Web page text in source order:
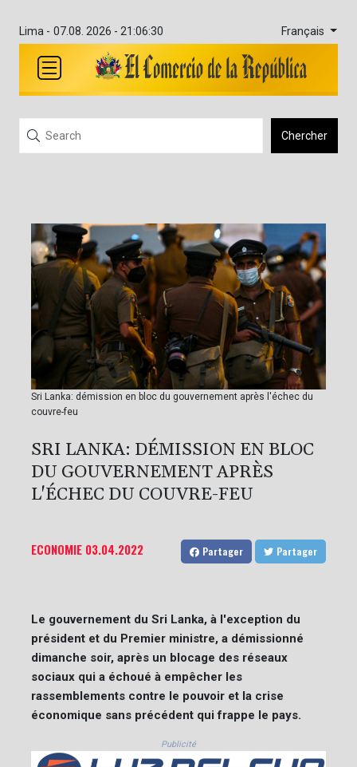
Lima - 07.08. 2026 - 21:06:32 Français
Chercher
Sri Lanka: démission en bloc du gouvernement après l'échec du
couvre-feu
SRI LANKA: DÉMISSION EN BLOC
DU GOUVERNEMENT APRÈS
L'ÉCHEC DU COUVRE-FEU
ECONOMIE 03.04.2022 Partager Partager
Le gouvernement du Sri Lanka, à l'exception du
président et du Premier ministre, a démissionné
dimanche soir, après un blocage des réseaux
sociaux qui a échoué à empêcher les
rassemblements contre le pouvoir et la crise
économique sans précédent qui frappe le pays.
Publicité